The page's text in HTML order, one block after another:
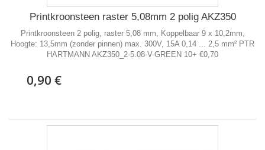
Printkroonsteen raster 5,08mm 2 polig AKZ350
Printkroonsteen 2 polig, raster 5,08 mm, Koppelbaar 9 x 10,2mm,
Hoogte: 13,5mm (zonder pinnen) max. 300V, 15A 0,14 ... 2,5 mm² PTR
HARTMANN AKZ350_2-5.08-V-GREEN 10+ €0,70
0,90 €